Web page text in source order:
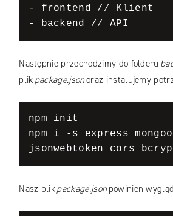
- frontend // Klient
- backend // API
Następnie przechodzimy do folderu
plik package.jsonoraz instalujemy
npm init
npm i -s express
jsonwebtoken cors
Nasz plikpackage.json powinien